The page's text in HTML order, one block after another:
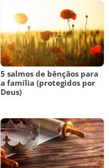
5 salmos de bênçãos para
a família (protegidos por
Deus)